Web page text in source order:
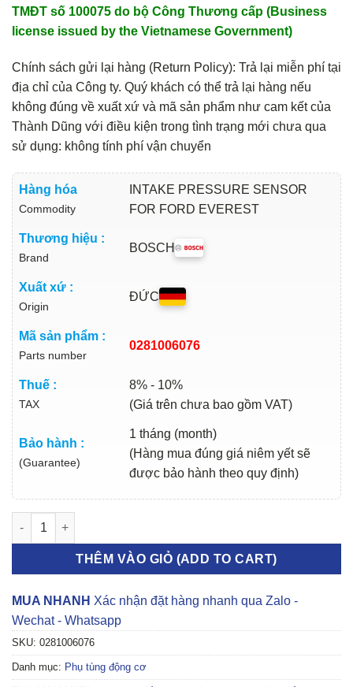
TMĐT số 100075 do bộ Công Thương cấp (Business
license issued by the Vietnamese Government)
Chính sách gửi lại hàng (Return Policy): Trả lại miễn phí tại
địa chỉ của Công ty. Quý khách có thể trả lại hàng nếu
không đúng về xuất xứ và mã sản phẩm như cam kết của
Thành Dũng với điều kiện trong tình trạng mới chưa qua
sử dụng: không tính phí vận chuyển
Hàng hóa
Commodity
INTAKE PRESSURE SENSOR
FOR FORD EVEREST
Thương hiệu :
Brand
BOSCH
Xuất xứ :
Origin
ĐỨC
Mã sản phẩm :
Parts number
0281006076
Thuế :
TAX
8% - 10%
(Giá trên chưa bao gồm VAT)
Bảo hành :
(Guarantee)
1 tháng (month)
(Hàng mua đúng giá niêm yết sẽ
được bảo hành theo quy định)
CẢM BIẾN KHÍ NẠP FORD EVEREST 2005-2012 | 0281006076
THÊM VÀO GIỎ (ADD TO CART)
MUA NHANH Xác nhận đặt hàng nhanh qua Zalo -
Wechat - Whatsapp
SKU: 0281006076
Danh mục: Phụ tùng động cơ